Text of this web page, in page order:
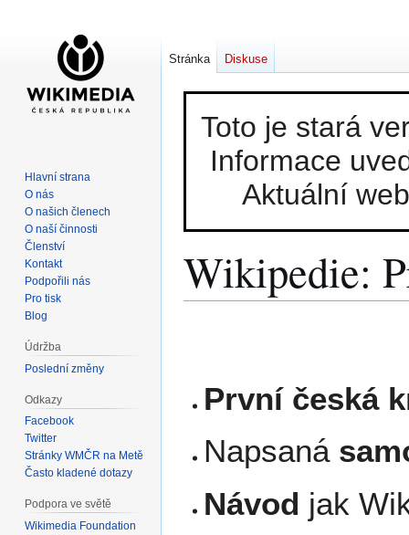
Toto je stará
Informace
Aktuální
Wikipedie:
První česká
Napsaná
Návod jak
Stránka Diskuse
Hlavní strana
O nás
O našich členech
O naší činnosti
Členství
Kontakt
Podpořili nás
Pro tisk
Blog
Údržba
Poslední změny
Odkazy
Facebook
Twitter
Stránky WMČR na Metě
Často kladené dotazy
Podpora ve světě
Wikimedia Foundation